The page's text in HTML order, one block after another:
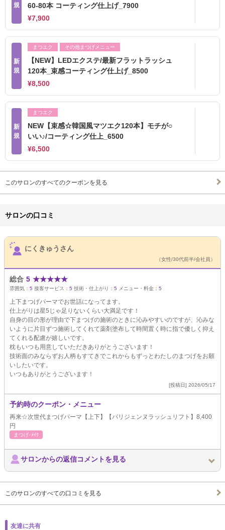
規
60-80本 コーティング仕上げ_7900
¥7,900
新
規
まつエク その他まつげメニュー
【NEW】LEDエクステ/最新フラットラッシュ
120本_束感コーティング仕上げ_8500
¥8,500
新
規
まつエク
NEW【束感☆韓国風マツエク120本】モチが○
いい♪/コーティング仕上_6500
¥6,500
このサロンのすべてのクーポンを見る
サロンの口コミ
サロンPick Up
にくきゅうさん
（女性/30代前半/会社員）
総合 5 ★★★★★
雰囲気： 5 接客サービス： 5 技術・仕上がり： 5 メニュー・料金： 5
上下まつげパーマでお世話になってます。
仕上がりは星5じゃ足りないくらい大満足です！
自身の目の形が理由で下まつげの施術のときに沁みやすいのですが、沁みな
いように片目ずつ施術してくれて薬剤塗布して時間置く時に指で優しく抑え
てくれる配慮が嬉しいです。
枕もいつも用意していただきありがとうございます！
技術面のみならずお人柄もすてきでこれからもずっとわたしのまつげをお願
いしたいです。
いつもありがとうございます！
[投稿日] 2026/05/17
予約時のクーポン・メニュー
再来☆次世代まつげパーマ【上下】【パリジェンヌラッシュリフト】8,400
円
まつげ･ﾒｲｸ
サロンからの返信コメントを見る
このサロンのすべての口コミを見る
友達に共有